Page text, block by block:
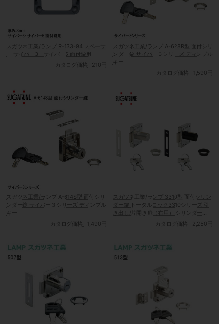
スガツネ工業/ランプ R-133-94 スペーサ
ー サイバー3・サイバー5 面付錠用
カタログ価格
210円
スガツネ工業/ランプ A-628R型 面付シリ
ンダー錠 サイバー３シリーズ ディンプル
キー
カタログ価格
1,590円
スガツネ工業/ランプ A-614S型 面付シリ
ンダー錠 サイバー３シリーズ ディンプル
キー
カタログ価格
1,490円
スガツネ工業/ランプ 3310型 面付シリン
ダー錠 トータルロック3310シリーズ 引
き出し/片開き扉（右用） シリンダー
径：φ18 適応板厚：24mm/30mm
カタログ価格 2,250円